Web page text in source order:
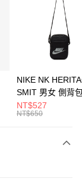
21家銀行
NIKE NK
SMIT 男女 側背
BA5871010
NT$527
NT$650